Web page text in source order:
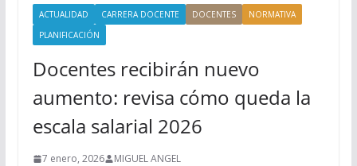
ACTUALIDAD CARRERA DOCENTE DOCENTES
NORMATIVA
PLANIFICACIÓN
Docentes recibirán nuevo
aumento: revisa cómo queda la
escala salarial 2026
7 enero, 2026 MIGUEL ANGEL